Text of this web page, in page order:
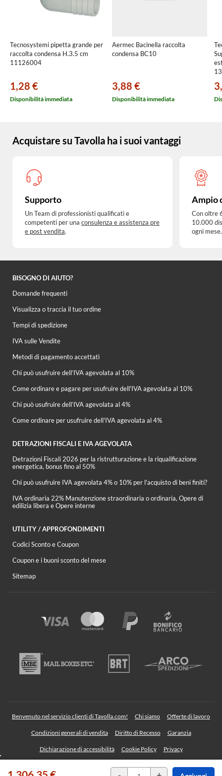
Tecnosystemi pipetta grande per
raccolta condensa H.3.5 cm
11126004
1,28 €
Disponibilità immediata
Aermec Bacinella raccolta
condensa BC10
3,88 €
Disponibilità immediata
Acquistare su Tavolla ha i suoi vantaggi
Supporto
Un Team di professionisti qualificati e
competenti per una consulenza e assistenza pre
e post vendita.
Ampio
Con oltre
10.000
ogni mese.
BISOGNO DI AIUTO?
Domande frequenti
Visualizza o traccia il tuo ordine
Tempi di spedizione
IVA sulle Vendite
Metodi di pagamento accettati
Chi può usufruire dell’IVA agevolata al 10%
Come ordinare e pagare per usufruire dell'IVA agevolata al 10%
Chi può usufruire dell’IVA agevolata al 4%
Come ordinare per usufruire dell'IVA agevolata al 4%
DETRAZIONI FISCALI E IVA AGEVOLATA
Detrazioni Fiscali 2026 per la ristrutturazione e la riqualificazione
energetica, bonus fino al 50%
Chi può usufruire IVA agevolata 4% o 10% per l'acquisto di beni finiti?
IVA ordinaria 22% Manutenzione straordinaria o ordinaria, Opere di
edilizia libera e Opere interne
UTILITY / APPROFONDIMENTI
Codici Sconto e Coupon
Coupon e i buoni sconto del mese
Sitemap
Benvenuto nel servizio clienti di Tavolla.com! Chi siamo Offerte di lavoro
Condizioni generali di vendita Diritto di Recesso Garanzia
Dichiarazione di accessibilità Cookie Policy Privacy
TAVOLLA Srl - Sede legale: Via Albegno, 36 23854 Olginate (Lecco) Italy | P. IVA